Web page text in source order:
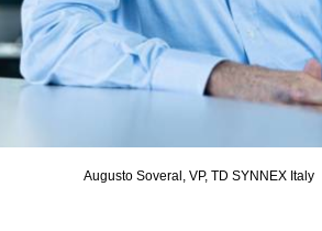
Augusto Soveral, VP, TD SYNNEX Italy